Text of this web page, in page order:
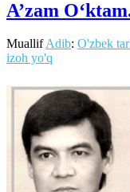
A’zam
MuallifAdib: O'zbek
izoh yo'q